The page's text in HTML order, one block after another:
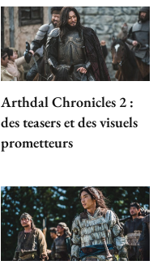
Arthdal Chronicles 2 :
des teasers et des visuels
prometteurs